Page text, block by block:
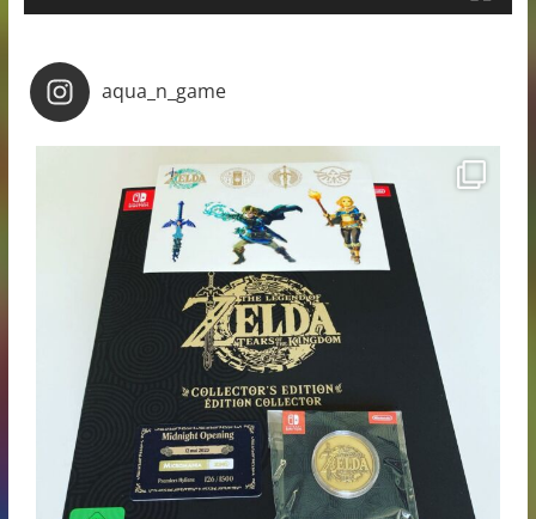
aqua_n_game